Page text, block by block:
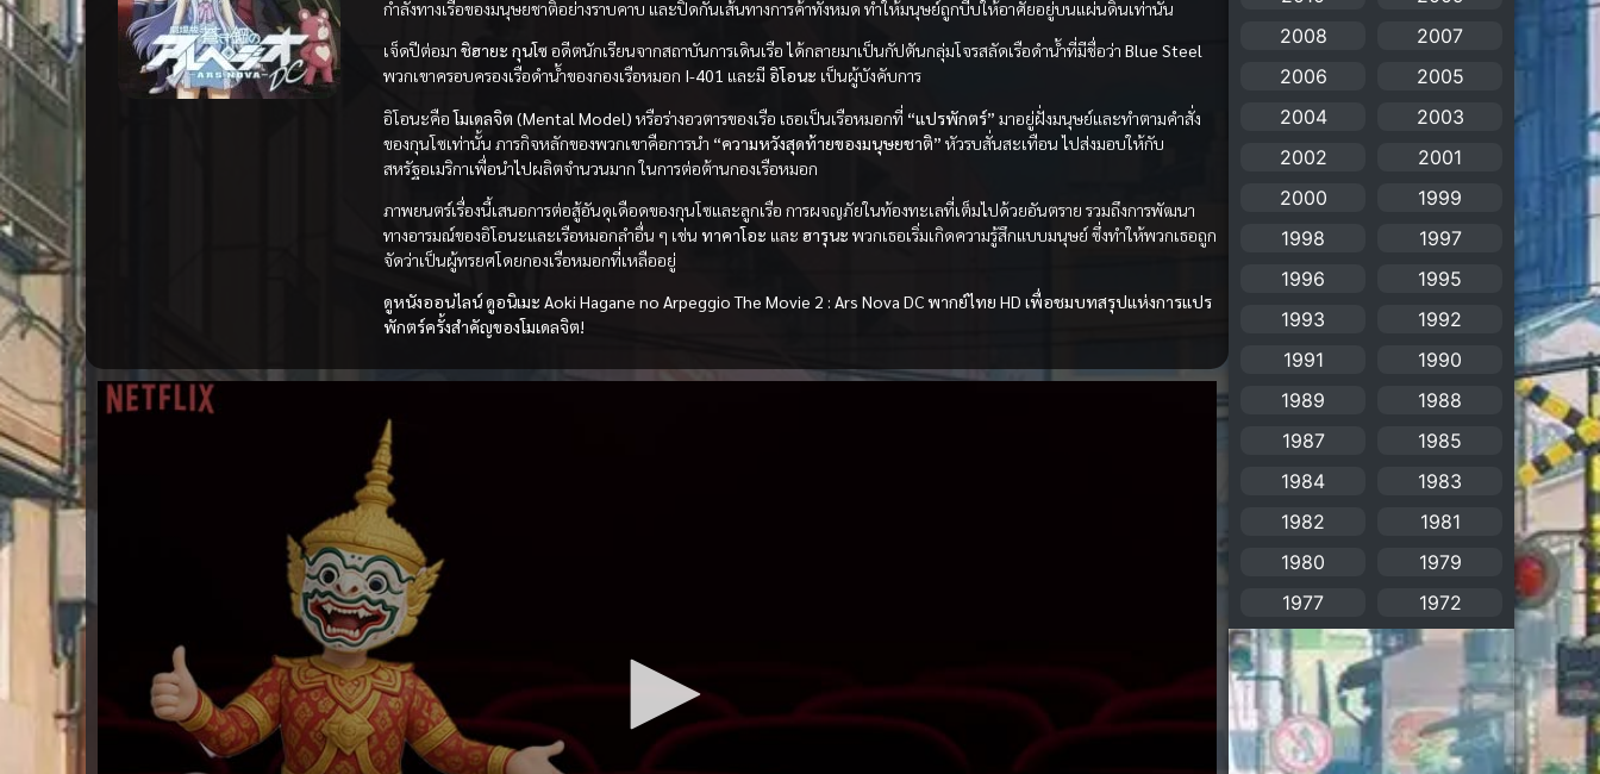
กำลังทางเรือของมนุษยชาติอย่างราบคาบ และปิดกั้นเส้นทางการค้าทั้งหมด ทำให้มนุษย์ถูกบีบให้อาศัยอยู่บนแผ่นดินเท่านั้น
เจ็ดปีต่อมา ชิฮายะ กุนโซอดีตนักเรียนจากสถาบันการเดินเรือ ได้กลายมาเป็นกัปตันกลุ่มโจรสลัดเรือดำน้ำที่มีชื่อว่า Blue Steel
พวกเขาครอบครองเรือดำน้ำของกองเรือหมอก I-401 และมี อิโอนะ เป็นผู้บังคับการ
อิโอนะคือโมเดลจิต (Mental Model) หรือร่างอวตารของเรือ เธอเป็นเรือหมอกที่ “แปรพักตร์” มาอยู่ฝั่งมนุษย์และทำตามคำสั่ง
ของกุนโซเท่านั้น ภารกิจหลักของพวกเขาคือการนำ “ความหวังสุดท้ายของมนุษยชาติ” หัวรบสั่นสะเทือน ไปส่งมอบให้กับ
สหรัฐอเมริกาเพื่อนำไปผลิตจำนวนมาก ในการต่อต้านกองเรือหมอก
ภาพยนตร์เรื่องนี้เสนอการต่อสู้อันดุเดือดของกุนโซและลูกเรือ การผจญภัยในท้องทะเลที่เต็มไปด้วยอันตราย รวมถึงการพัฒนา
ทางอารมณ์ของอิโอนะและเรือหมอกลำอื่น ๆ เช่น ทาคาโอะ และ ฮารุนะ พวกเธอเริ่มเกิดความรู้สึกแบบมนุษย์ ซึ่งทำให้พวกเธอถูก
จัดว่าเป็นผู้ทรยศโดยกองเรือหมอกที่เหลืออยู่
ดูหนังออนไลน์ ดูอนิเมะ Aoki Hagane no Arpeggio The Movie 2 : Ars Nova DC พากย์ไทย HD เพื่อชมบทสรุปแห่งการแปร
พักตร์ครั้งสำคัญของโมเดลจิต!
Animation แอนิเมชั่น(1)
anime (106)
Anime อนิเมะ (112)
Apple TV+ (1)
Big tits (นมใหญ่)(19)
Biography (1)
Bitch (ผู้หญิงร่าน)(1)
Blood(1)
Bondage (ทาส)
boys love (1)
2008
2007
2006
2005
2004
2003
2002
2001
2000
1999
1998
1997
1996
1995
1993
1992
1991
1990
1989
1988
1987
1985
1984
1983
1982
1981
1980
1979
1977
1972